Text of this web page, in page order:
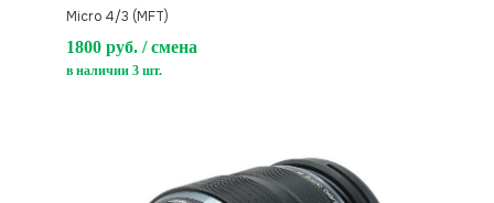
Micro 4/3 (MFT)
1800 руб. / смена
в наличии 3 шт.